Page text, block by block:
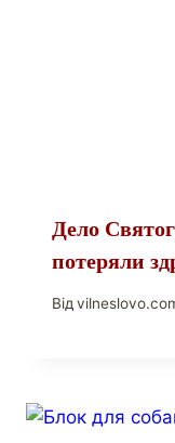
Дело
потеряли
Від